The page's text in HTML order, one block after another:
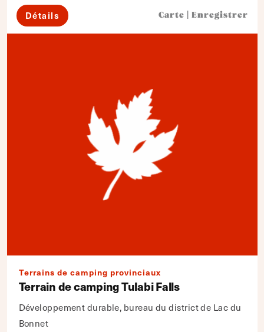
Détails Carte Enregistrer
Terrains de camping provinciaux
Terrain de camping Tulabi Falls
Développement durable, bureau du district de Lac du
Bonnet